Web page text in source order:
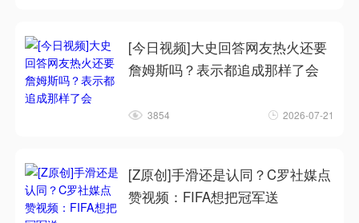
[今日视频]大史回答网友热火还要
詹姆斯吗？表示都追成那样了会
3854 2026-07-21
[Z原创]手滑还是认同？C罗社媒点
赞视频：FIFA想把冠军送